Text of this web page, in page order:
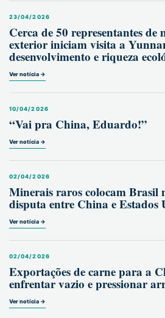
23/04/2026
Cerca de 50 representantes de
exterior iniciam visita a
desenvolvimento e riqueza
Ver notícia →
10/04/2026
“Vai pra China, Eduardo!”
Ver notícia →
02/04/2026
Minerais raros colocam Brasil
disputa entre China e Estados
Ver notícia →
02/04/2026
Exportações de carne para a
enfrentar vazio e pressionar
Ver notícia →